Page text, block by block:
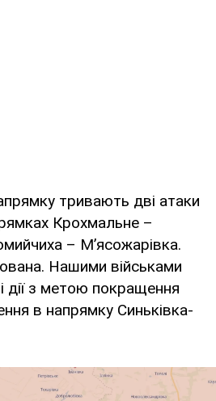
тривають дві атаки
Крохмальне –
– М’ясожарівка.
Нашими військами
дії з метою покращення
в напрямку Синьківка-